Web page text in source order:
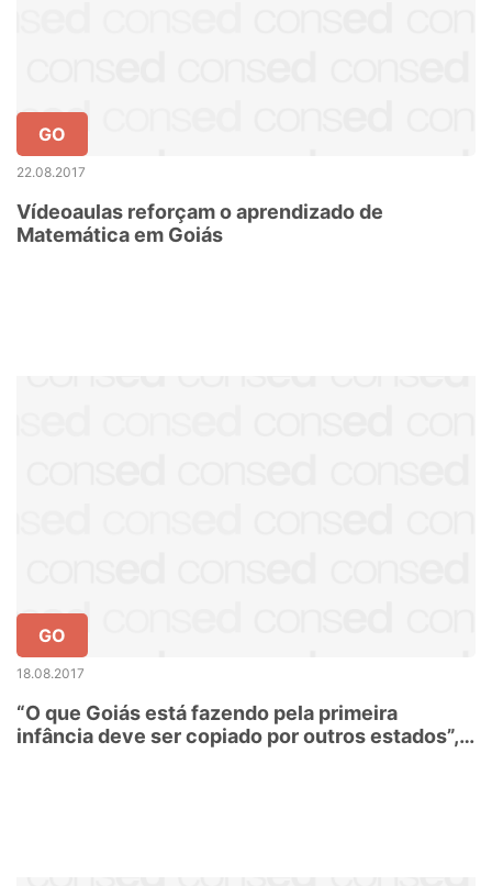
GO
22.08.2017
Vídeoaulas reforçam o aprendizado de
Matemática em Goiás
GO
18.08.2017
“O que Goiás está fazendo pela primeira
infância deve ser copiado por outros estados”,